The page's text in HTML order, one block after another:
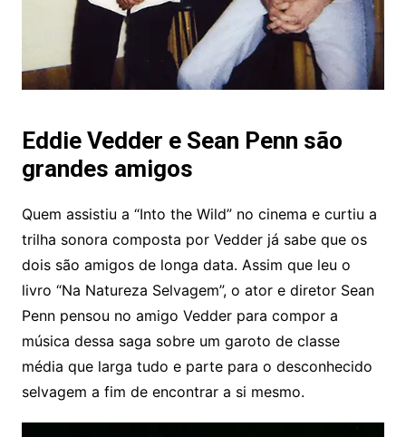
Eddie Vedder e Sean Penn são
grandes amigos
Quem assistiu a “Into the Wild” no cinema e curtiu a
trilha sonora composta por Vedder já sabe que os
dois são amigos de longa data. Assim que leu o
livro “Na Natureza Selvagem”, o ator e diretor Sean
Penn pensou no amigo Vedder para compor a
música dessa saga sobre um garoto de classe
média que larga tudo e parte para o desconhecido
selvagem a fim de encontrar a si mesmo.